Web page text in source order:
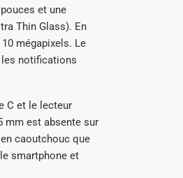
et une
Thin Glass). En
mégapixels. Le
les notifications
C et le lecteur
mm est absente sur
caoutchouc que
smartphone et